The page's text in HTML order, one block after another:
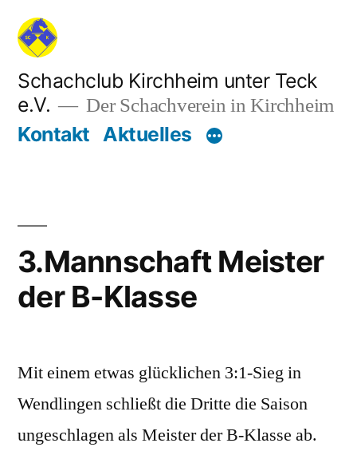
Zum
Inhalt
springen
Schachclub Kirchheim unter Teck
e.V.
Der Schachverein in Kirchheim
Kontakt Aktuelles
3.Mannschaft Meister
der B-Klasse
Mit einem etwas glücklichen 3:1-Sieg in
Wendlingen schließt die Dritte die Saison
ungeschlagen als Meister der B-Klasse ab.